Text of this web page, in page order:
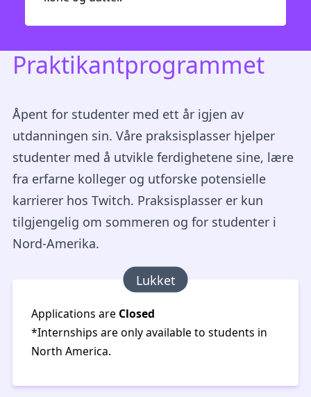
Praktikantprogrammet
Åpent for studenter med ett år igjen av
utdanningen sin. Våre praksisplasser hjelper
studenter med å utvikle ferdighetene sine, lære
fra erfarne kolleger og utforske potensielle
karrierer hos Twitch. Praksisplasser er kun
tilgjengelig om sommeren og for studenter i
Nord-Amerika.
Applications are Closed
*Internships are only available to students in
North America.
Lukket